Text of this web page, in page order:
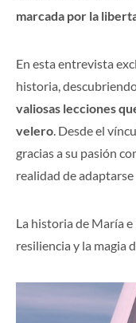
marcada por la
En esta entrevista
historia,
valiosas lecciones
velero. Desde el
gracias a su pasión
realidad de
La historia de María
resiliencia y la magia